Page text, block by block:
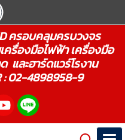
ครอบคลุมครบวงจร
รื่องมือไฟฟ้า เครื่องมือ
และฮาร์ดแวร์โรงาน
: 02-4898958-9